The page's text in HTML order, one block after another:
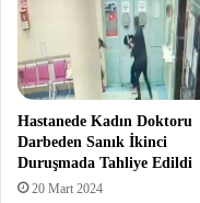
Hastanede Kadın Doktoru
Darbeden Sanık İkinci
Duruşmada Tahliye Edildi
20 Mart 2024